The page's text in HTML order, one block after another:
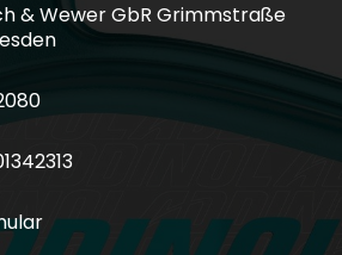
& Wewer GbR Grimmstraße